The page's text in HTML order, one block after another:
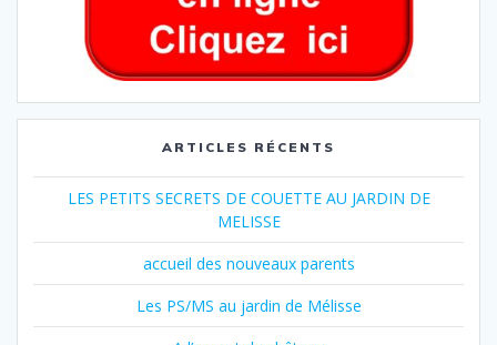
ARTICLES RÉCENTS
LES PETITS SECRETS DE COUETTE AU JARDIN DE
MELISSE
accueil des nouveaux parents
Les PS/MS au jardin de Mélisse